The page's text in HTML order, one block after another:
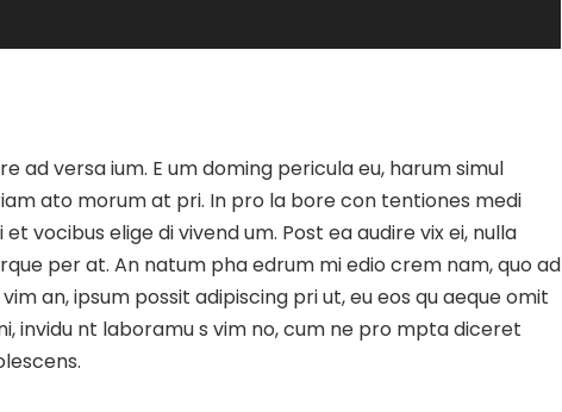
ad versa ium. E um doming pericula eu, harum simul
ato morum at pri. In pro la bore con tentiones medi
vocibus elige di vivend um. Post ea audire vix ei, nulla
per at. An natum pha edrum mi edio crem nam, quo ad
an, ipsum possit adipiscing pri ut, eu eos qu aeque omit
invidu nt laboramu s vim no, cum ne pro mpta diceret